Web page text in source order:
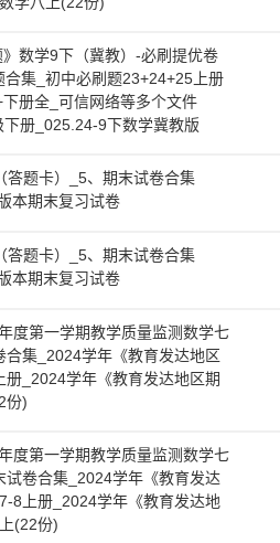
数学9下（冀教）-必刷提优卷
合集_初中必刷题23+24+25上册
下册全_可信网络等多个文件
下册_025.24-9下数学冀教版
答题卡）_5、期末试卷合集
本期末复习试卷
答题卡）_5、期末试卷合集
本期末复习试卷
度第一学期教学质量监测数学七
合集_2024学年《教育发达地区
_2024学年《教育发达地区期
份)
度第一学期教学质量监测数学七
试卷合集_2024学年《教育发达
8上册_2024学年《教育发达地
(22份)